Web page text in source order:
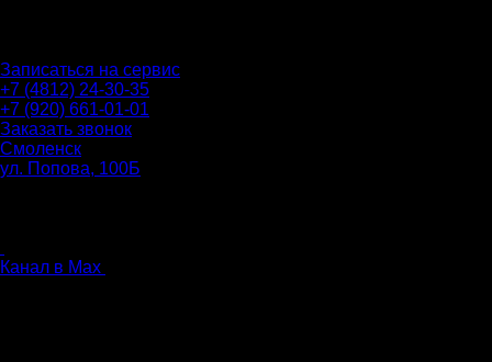
Записаться на сервис
+7 (4812) 24-30-35
+7 (920) 661-01-01
Заказать звонок
Смоленск
ул. Попова, 100Б
Канал в Max